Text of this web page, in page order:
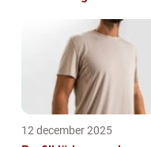
12 december 2025